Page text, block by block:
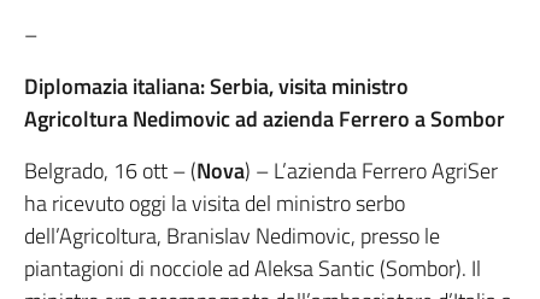
–
Diplomazia italiana: Serbia, visita ministro
Agricoltura Nedimovic ad azienda Ferrero a Sombor
Belgrado, 16 ott – (Nova) – L’azienda Ferrero AgriSer
ha ricevuto oggi la visita del ministro serbo
dell’Agricoltura, Branislav Nedimovic, presso le
piantagioni di nocciole ad Aleksa Santic (Sombor). Il